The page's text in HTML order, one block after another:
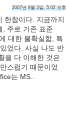
2007년 9월 2일, 5:02 오후
한참이다. 지금까지
, 주로 기존 표준
대한 불확실함, 특
었다. 사실 나도 반
을 다 이해한 것은
스럽기 때문이었
는 MS..